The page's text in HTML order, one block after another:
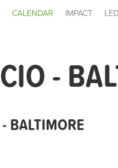
CALENDAR IMPACT
-
BALTIMORE